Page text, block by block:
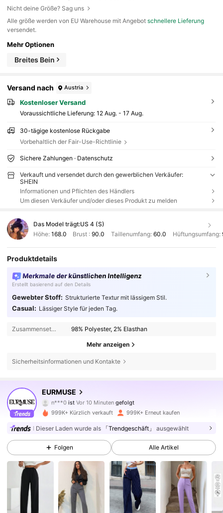
Nicht deine Größe? Sag uns
Alle größe werden von EU Warehouse mit Angebotschnellere Lieferung
versendet.
Mehr Optionen
Breites Bein
Versand nach Austria
Kostenloser Versand
Voraussichtliche Lieferung: 12 Aug. - 17 Aug.
30-tägige kostenlose Rückgabe
Vorbehaltlich der Fair-Use-Richtlinie
Sichere Zahlungen · Datenschutz
Verkauft und versendet durch den gewerblichen Verkäufer:
SHEIN
Informationen und Pflichten des Händlers
Um diesen Verkäufer und/oder dieses Produkt zu melden
Das Model trägt:US 4 (S)
Höhe: 168.0 Brust :90.0 Taillenumfang: 60.0 Hüftungsumfang:
Produktdetails
Merkmale der künstlichen Intelligenz
Erstellt basierend auf den Details
Gewebter Stoff: Strukturierte Textur mit lässigem Stil.
Casual: Lässiger Style für jeden Tag.
Zusammensetzung: 98% Polyester, 2% Elasthan
Mehr anzeigen
Sicherheitsinformationen und Kontakte
EURMUSE
n***0ist Vor 10 Minuten
Y***a ist am Durchsuchen
4,75
355K Follower
4,75
355K Follower
4,75 355K Follower
999K+ Kürzlich verkauft 999K+ Erneut kaufen
Dieser Laden wurde als 「Trendgeschäft」 ausgewählt
Folgen Alle Artikel